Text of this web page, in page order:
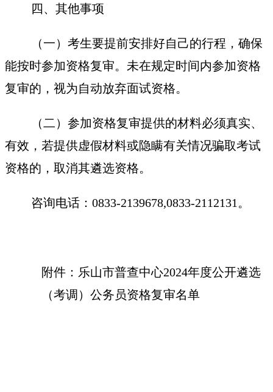
四、其他事项
（一）考生要提前安排好自己的行程，确保
能按时参加资格复审。未在规定时间内参加资格
复审的，视为自动放弃面试资格。
（二）参加资格复审提供的材料必须真实、
有效，若提供虚假材料或隐瞒有关情况骗取考试
资格的，取消其遴选资格。
咨询电话：0833-2139678,0833-2112131。
附件：乐山市普查中心2024年度公开遴选
（考调）公务员资格复审名单